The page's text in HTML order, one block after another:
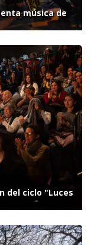
música de
del ciclo "Luces